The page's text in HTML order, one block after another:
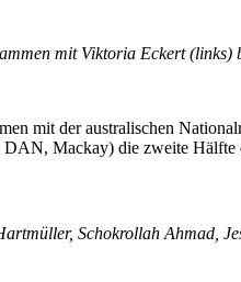
mit Viktoria Eckert
mit der australischen
Mackay) die zweite
Schokrollah Ahmad,